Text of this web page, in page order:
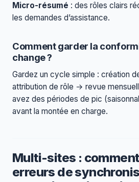
Micro-résumé : des rôles clairs
les demandes d’assistance.
Comment garder la
change ?
Gardez un cycle simple : création
attribution de rôle → revue
avez des périodes de pic
avant la montée en charge.
Multi-sites :
erreurs de